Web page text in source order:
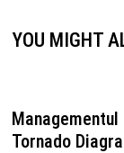
YOU MIGHT
Tornado